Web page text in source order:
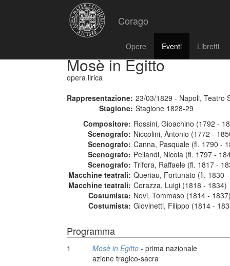
Corago
Opere Eventi Libretti
Mosè in Egitto
opera lirica
Rappresentazione: 23/03/1829 - Napoli, Teatro
Stagione: Stagione 1828-29
Compositore: Rossini, Gioachino (1792 -
Scenografo: Niccolini, Antonio (1772 -
Scenografo: Canna, Pasquale (fl. 1790 -
Scenografo: Pellandi, Nicola (fl. 1797 -
Scenografo: Trifora, Raffaele (fl. 1817 -
Macchine teatrali: Queriau, Fortunato (fl. 1830
Macchine teatrali: Corazza, Luigi (1818 - 1834)
Costumista: Novi, Tommaso (1814 -
Costumista: Giovinetti, Filippo (1814 -
Programma
1 Mosè in Egitto - prima nazionale
azione tragico-sacra